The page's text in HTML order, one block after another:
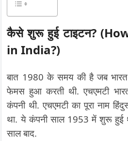
कैसे शुरू हुई टाइटन?
in India?)
बात 1980 के समय की है जब
फेमस हुआ करती थी. एचएमटी
कंपनी थी. एचएमटी का पूरा नाम
था. ये कंपनी साल 1953 में शुरू हुई
साल बाद.